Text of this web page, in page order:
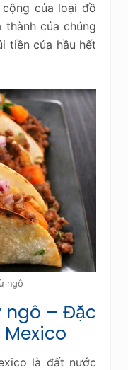
của loại đồ
của chúng
tiền của hầu hết
ngô
– Đặc
là đất nước